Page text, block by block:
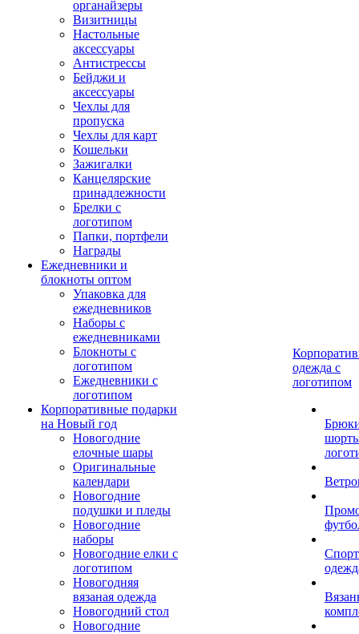
органайзеры
Визитницы
Настольные
аксессуары
Антистрессы
Бейджи и
аксессуары
Чехлы для
пропуска
Чехлы для карт
Кошельки
Зажигалки
Канцелярские
принадлежности
Брелки с
логотипом
Папки, портфели
Награды
Ежедневники и
блокноты оптом
Упаковка для
ежедневников
Наборы с
ежедневниками
Блокноты с
логотипом
Ежедневники с
логотипом
Корпоративные подарки
на Новый год
Новогодние
елочные шары
Оригинальные
календари
Новогодние
подушки и пледы
Новогодние
наборы
Новогодние елки с
логотипом
Новогодняя
вязаная одежда
Новогодний стол
Новогодние
одежда с
логотипом